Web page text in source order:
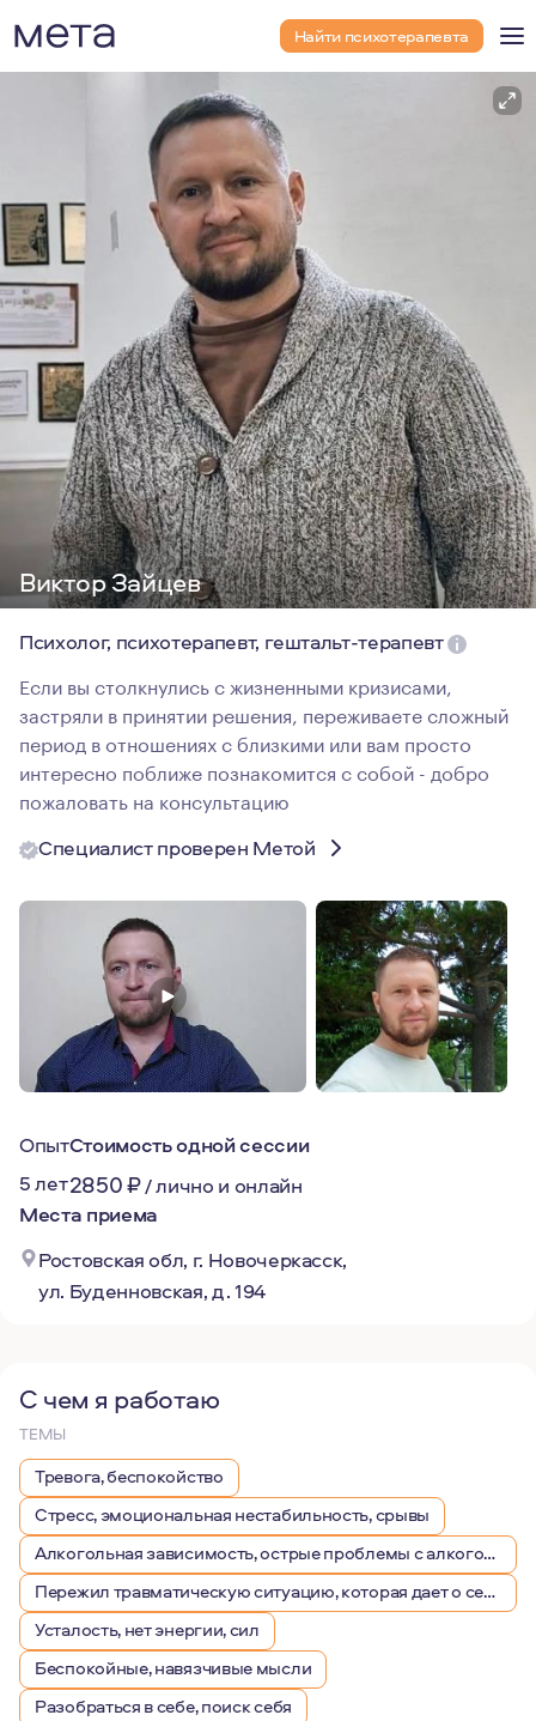
Найти психотерапевта
Виктор Зайцев
Психолог, психотерапевт, гештальт-терапевт
Если вы столкнулись с жизненными кризисами,
застряли в принятии решения, переживаете сложный
период в отношениях с близкими или вам просто
интересно поближе познакомится с собой - добро
пожаловать на консультацию
Специалист проверен Метой
Опыт
5 лет
Стоимость одной сессии
2850₽/лично и онлайн
Места приема
Ростовская обл, г. Новочеркасск,
ул. Буденновская, д. 194
С чем я работаю
ТЕМЫ
Тревога, беспокойство
Стресс, эмоциональная нестабильность, срывы
Алкогольная зависимость, острые проблемы с алкоголем
Пережил травматическую ситуацию, которая дает о себе знать, беспокоит, вызывает эмоции
Усталость, нет энергии, сил
Беспокойные, навязчивые мысли
Разобраться в себе, поиск себя